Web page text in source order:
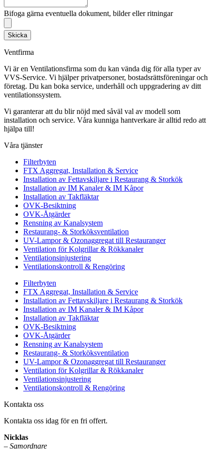
Bifoga gärna eventuella dokument, bilder eller ritningar
Skicka
Ventfirma
Vi är en Ventilationsfirma som du kan vända dig för alla typer av
VVS-Service. Vi hjälper privatpersoner, bostadsrättsföreningar och
företag. Du kan boka service, underhåll och uppgradering av ditt
ventilationssystem.
Vi garanterar att du blir nöjd med såväl val av modell som
installation och service. Våra kunniga hantverkare är alltid redo att
hjälpa till!
Våra tjänster
Filterbyten
FTX Aggregat, Installation & Service
Installation av Fettavskiljare i Restaurang & Storkök
Installation av IM Kanaler & IM Kåpor
Installation av Takfläktar
OVK-Besiktning
OVK-Åtgärder
Rensning av Kanalsystem
Restaurang- & Storköksventilation
UV-Lampor & Ozonaggregat till Restauranger
Ventilation för Kolgrillar & Rökkanaler
Ventilationsinjustering
Ventilationskontroll & Rengöring
Filterbyten
FTX Aggregat, Installation & Service
Installation av Fettavskiljare i Restaurang & Storkök
Installation av IM Kanaler & IM Kåpor
Installation av Takfläktar
OVK-Besiktning
OVK-Åtgärder
Rensning av Kanalsystem
Restaurang- & Storköksventilation
UV-Lampor & Ozonaggregat till Restauranger
Ventilation för Kolgrillar & Rökkanaler
Ventilationsinjustering
Ventilationskontroll & Rengöring
Kontakta oss
Kontakta oss idag för en fri offert.
Nicklas
– Samordnare